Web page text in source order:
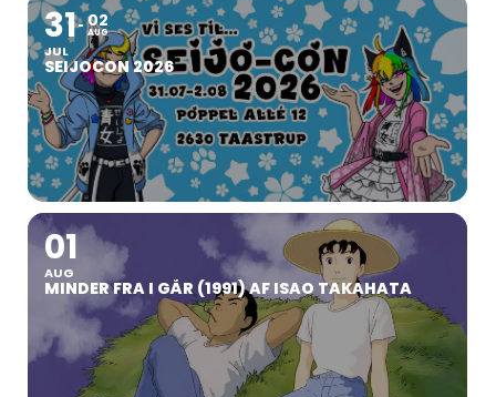
31
JUL
02
AUG
SEIJOCON 2026
01
AUG
MINDER FRA I GÅR (1991) AF ISAO TAKAHATA